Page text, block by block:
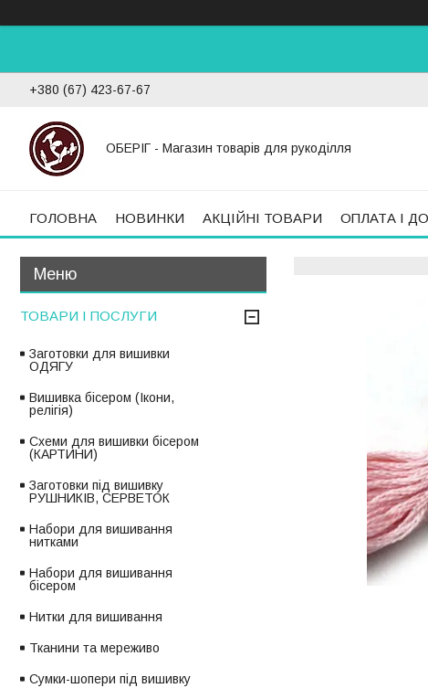
+380 (67) 423-67-67
ОБЕРІГ - Магазин товарів для рукоділля
ГОЛОВНА НОВИНКИ АКЦІЙНІ ТОВАРИ ОПЛАТА І
ТОВАРИ І ПОСЛУГИ
Заготовки для вишивки
ОДЯГУ
Вишивка бісером (Ікони,
релігія)
Схеми для вишивки бісером
(КАРТИНИ)
Заготовки під вишивку
РУШНИКІВ, СЕРВЕТОК
Набори для вишивання
нитками
Набори для вишивання
бісером
Нитки для вишивання
Тканини та мереживо
Сумки-шопери під вишивку